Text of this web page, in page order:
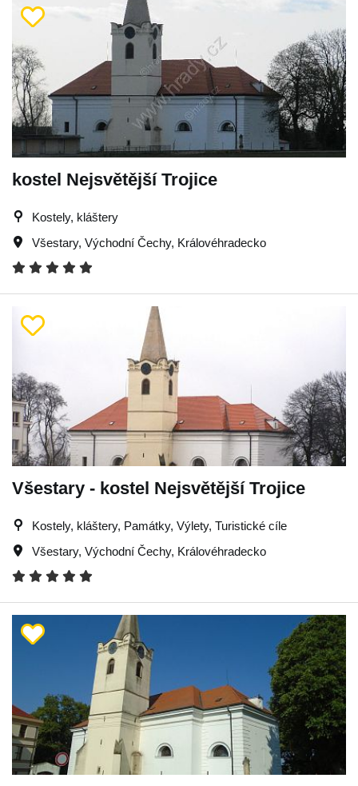
kostel Nejsvětější Trojice
Kostely, kláštery
Všestary, Východní Čechy, Královéhradecko
Všestary - kostel Nejsvětější Trojice
Kostely, kláštery, Památky, Výlety, Turistické cíle
Všestary, Východní Čechy, Královéhradecko